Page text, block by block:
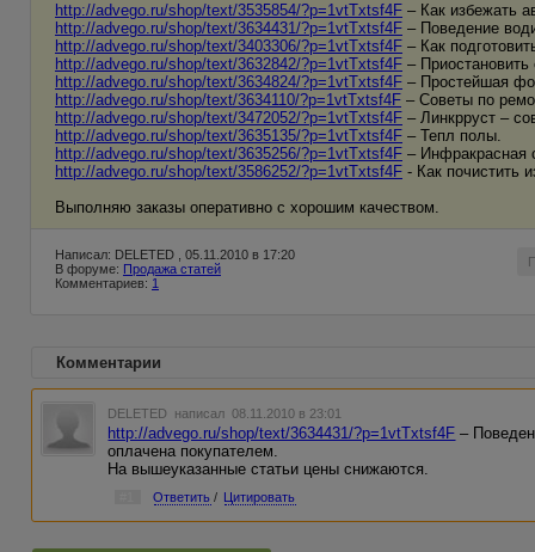
http://advego.ru/shop/text/3535854/?p=1vtTxtsf4F – Как избежать
http://advego.ru/shop/text/3634431/?p=1vtTxtsf4F – Поведение
http://advego.ru/shop/text/3403306/?p=1vtTxtsf4F – Как
http://advego.ru/shop/text/3632842/?p=1vtTxtsf4F – Приостановить
http://advego.ru/shop/text/3634824/?p=1vtTxtsf4F – Простейшая
http://advego.ru/shop/text/3634110/?p=1vtTxtsf4F – Советы по
http://advego.ru/shop/text/3472052/?p=1vtTxtsf4F – Линкрруст –
http://advego.ru/shop/text/3635135/?p=1vtTxtsf4F – Тепл полы.
http://advego.ru/shop/text/3635256/?p=1vtTxtsf4F – Инфракрасная
http://advego.ru/shop/text/3586252/?p=1vtTxtsf4F - Как почистить
Выполняю заказы оперативно с хорошим качеством.
Написал: DELETED , 05.11.2010 в 17:20
В форуме: Продажа статей
Комментариев: 1
Комментарии
DELETED написал 08.11.2010 в 23:01
http://advego.ru/shop/text/3634431/?p=1vtTxtsf4F –
оплачена покупателем.
На вышеуказанные статьи цены снижаются.
Ответить / Цитировать